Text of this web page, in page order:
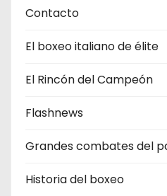
Contacto
El boxeo italiano de élite
El Rincón del Campeón
Flashnews
Grandes combates del
Historia del boxeo